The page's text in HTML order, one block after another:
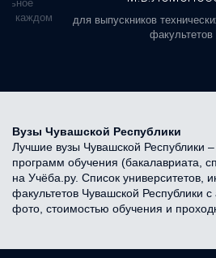
в каждом
для выпускников
факультетов
Вузы Чувашской Республики
Лучшие вузы Чувашской Республики
программ обучения (бакалавриата,
на Учёба.ру. Список университетов,
факультетов Чувашской Республики
фото, стоимостью обучения и